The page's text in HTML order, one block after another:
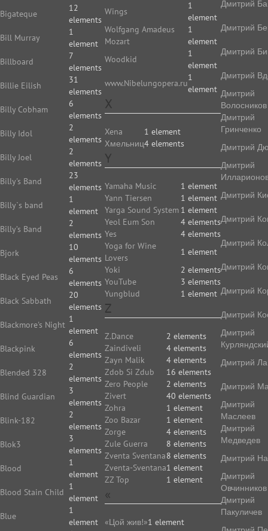
Bigateque
12
elements
Bill Murray
1
element
Billboard
7
elements
Billie Eilish
31
elements
Billy Cobham
6
elements
Billy Idol
2
elements
Billy Joel
2
elements
Billy's Band
23
elements
Billy`s band
1
element
Billy’s Band
2
elements
Bjork
10
elements
Black Eyed Peas
6
elements
Black Sabbath
20
elements
Blackmore's Night
1
element
Blackpink
6
elements
Blended 328
2
elements
Blind Guardian
3
elements
Blink-182
2
elements
Blok3
3
elements
Blood
1
element
Blood Stain Child
1
element
Blue
1
element
Wings
1
element
Wolfgang Amadeus
Mozart
1
element
Woodkid
1
element
www.Nibelungopera.ru
1
element
X
Xena
1 element
Xмельниц4 elements
Y
Yamaha Music
1 element
Yann Tiersen
1 element
Yarga Sound System 1 element
Yeol Eum Son
4 elements
Yes
4 elements
Yoga for Wine
Lovers
1 element
Yoki
2 elements
YouTube
3 elements
Yungblud
1 element
Z
Z.Dance
2 elements
Zaindiveli
4 elements
Zayn Malik
4 elements
Zdob Si Zdub
16 elements
Zero People
2 elements
Zivert
40 elements
Zohra
1 element
Zoo Bazar
1 element
Zorge
4 elements
Zule Guerra
8 elements
Zventa Sventana8 elements
Zventa-Sventana1 element
ZZ Top
1 element
«
«Цой жив!»1 element
Дмитрий
Дмитрий
Дмитрий
Дмитрий
Дмитрий
Волосников
Дмитрий
Гринченко
Дмитрий
Дмитрий
Дмитрий
Дмитрий
Дмитрий
Дмитрий
Дмитрий
Дмитрий
Дмитрий
Дмитрий
Дмитрий
Дмитрий
Маслеев
Дмитрий
Медведев
Дмитрий
Дмитрий
Овчинников
Дмитрий
Пакуличев